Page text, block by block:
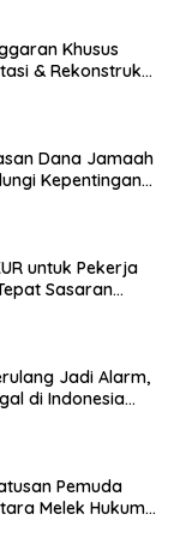
satunya
di bulan Juli,
September,”
“Yang
Riau,
potensi
akan karhutla.
Daerah
Pemerintah
apalagi untuk
aturannya,”
Khusus
& Rekonstruksi
Dana Jamaah
Kepentingan
untuk Pekerja
Sasaran
Jadi Alarm,
di Indonesia
Pemuda
Melek Hukum